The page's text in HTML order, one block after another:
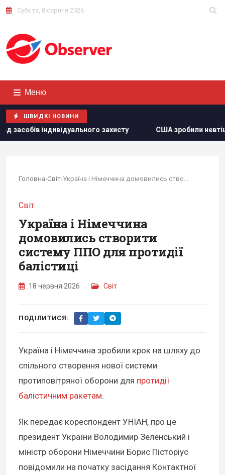
Субота, 8 серпня 2026
Меню
ШВИДКІ НОВИНИ
захисту США зробили невтішний прогноз щодо
Головна›Світ›
Світ
Україна і Німеччина
домовились створити
систему ППО для протидії
балістиці
18 червня 2026 Світ
ПОДІЛИТИСЯ:
Україна і Німеччина зробили крок на шляху до
спільного створення нової системи
протиповітряної оборони для протидії
балістичним ракетам.
Як передає кореспондент УНІАН, про це
президент України Володимир Зеленський і
міністр оборони Німеччини Борис Пісторіус
повідомили на початку засідання Контактної